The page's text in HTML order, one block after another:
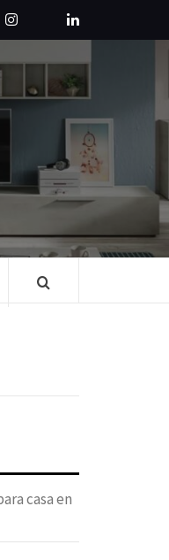
InstagramPinterest
LinkedIn
casa en